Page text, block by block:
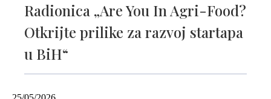
Radionica „Are You In Agri-Food?
Otkrijte prilike za razvoj startapa
u BiH“